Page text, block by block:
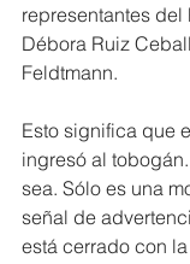
representantes del
Débora Ruiz
Feldtmann.
Esto significa que
ingresó al
sea. Sólo es una
señal de
está cerrado con